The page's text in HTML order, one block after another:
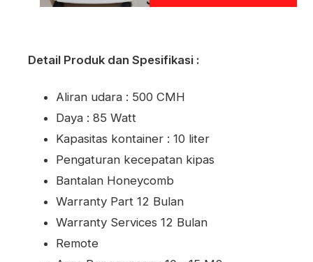
Detail Produk dan Spesifikasi :
Aliran udara : 500 CMH
Daya : 85 Watt
Kapasitas kontainer : 10 liter
Pengaturan kecepatan kipas
Bantalan Honeycomb
Warranty Part 12 Bulan
Warranty Services 12 Bulan
Remote